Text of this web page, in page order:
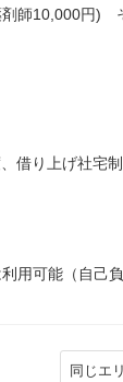
師10,000円)
借り上げ社宅
用可能（自己
同じエ